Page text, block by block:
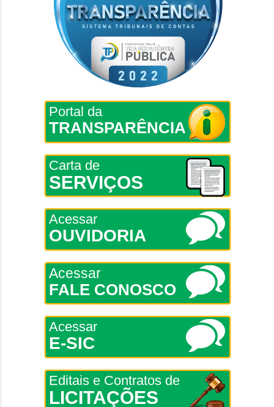
Portal da
TRANSPARÊNCIA
Carta de
SERVIÇOS
Acessar
OUVIDORIA
Acessar
FALE CONOSCO
Acessar
E-SIC
Editais e Contratos de
LICITAÇÕES